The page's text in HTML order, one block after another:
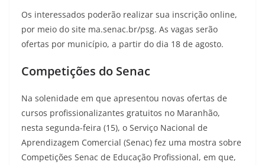
Os interessados poderão realizar sua inscrição online,
por meio do site ma.senac.br/psg. As vagas serão
ofertas por município, a partir do dia 18 de agosto.
Competições do Senac
Na solenidade em que apresentou novas ofertas de
cursos profissionalizantes gratuitos no Maranhão,
nesta segunda-feira (15), o Serviço Nacional de
Aprendizagem Comercial (Senac) fez uma mostra sobre
Competições Senac de Educação Profissional, em que,